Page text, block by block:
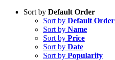
Sort by Default Order
Sort by Default Order
Sort by Name
Sort by Price
Sort by Date
Sort by Popularity